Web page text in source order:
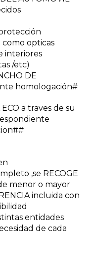
opticas
interiores
/etc)
DE
homologación#
a traves de su
,se RECOGE
menor o mayor
incluida con
entidades
de cada